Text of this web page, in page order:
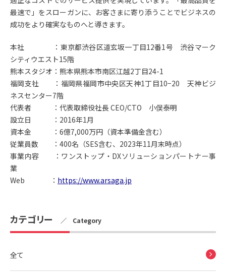
最速で」をスローガンに、お客さまに寄り添うことでビジネスの
成功をより確実なものへと導きます。
本社 ：東京都渋谷区道玄坂一丁目12番1号 渋谷マーク
シティウエスト15階
熊本スタジオ：熊本県熊本市南区江越2丁目24-1
福岡支社 ：福岡県福岡市中央区天神1丁目10−20 天神ビジ
ネスセンター7階
代表者 ：代表取締役社長 CEO/CTO 小俣泰明
設立日 ：2016年1月
資本金 ：6億7,000万円（資本準備金含む）
従業員数 ：400名（SES含む、2023年11月末時点）
事業内容 ：ワンストップ・DXソリューションパートナー事
業
Web ： https://www.arsaga.jp
カテゴリー ／ Category
全て